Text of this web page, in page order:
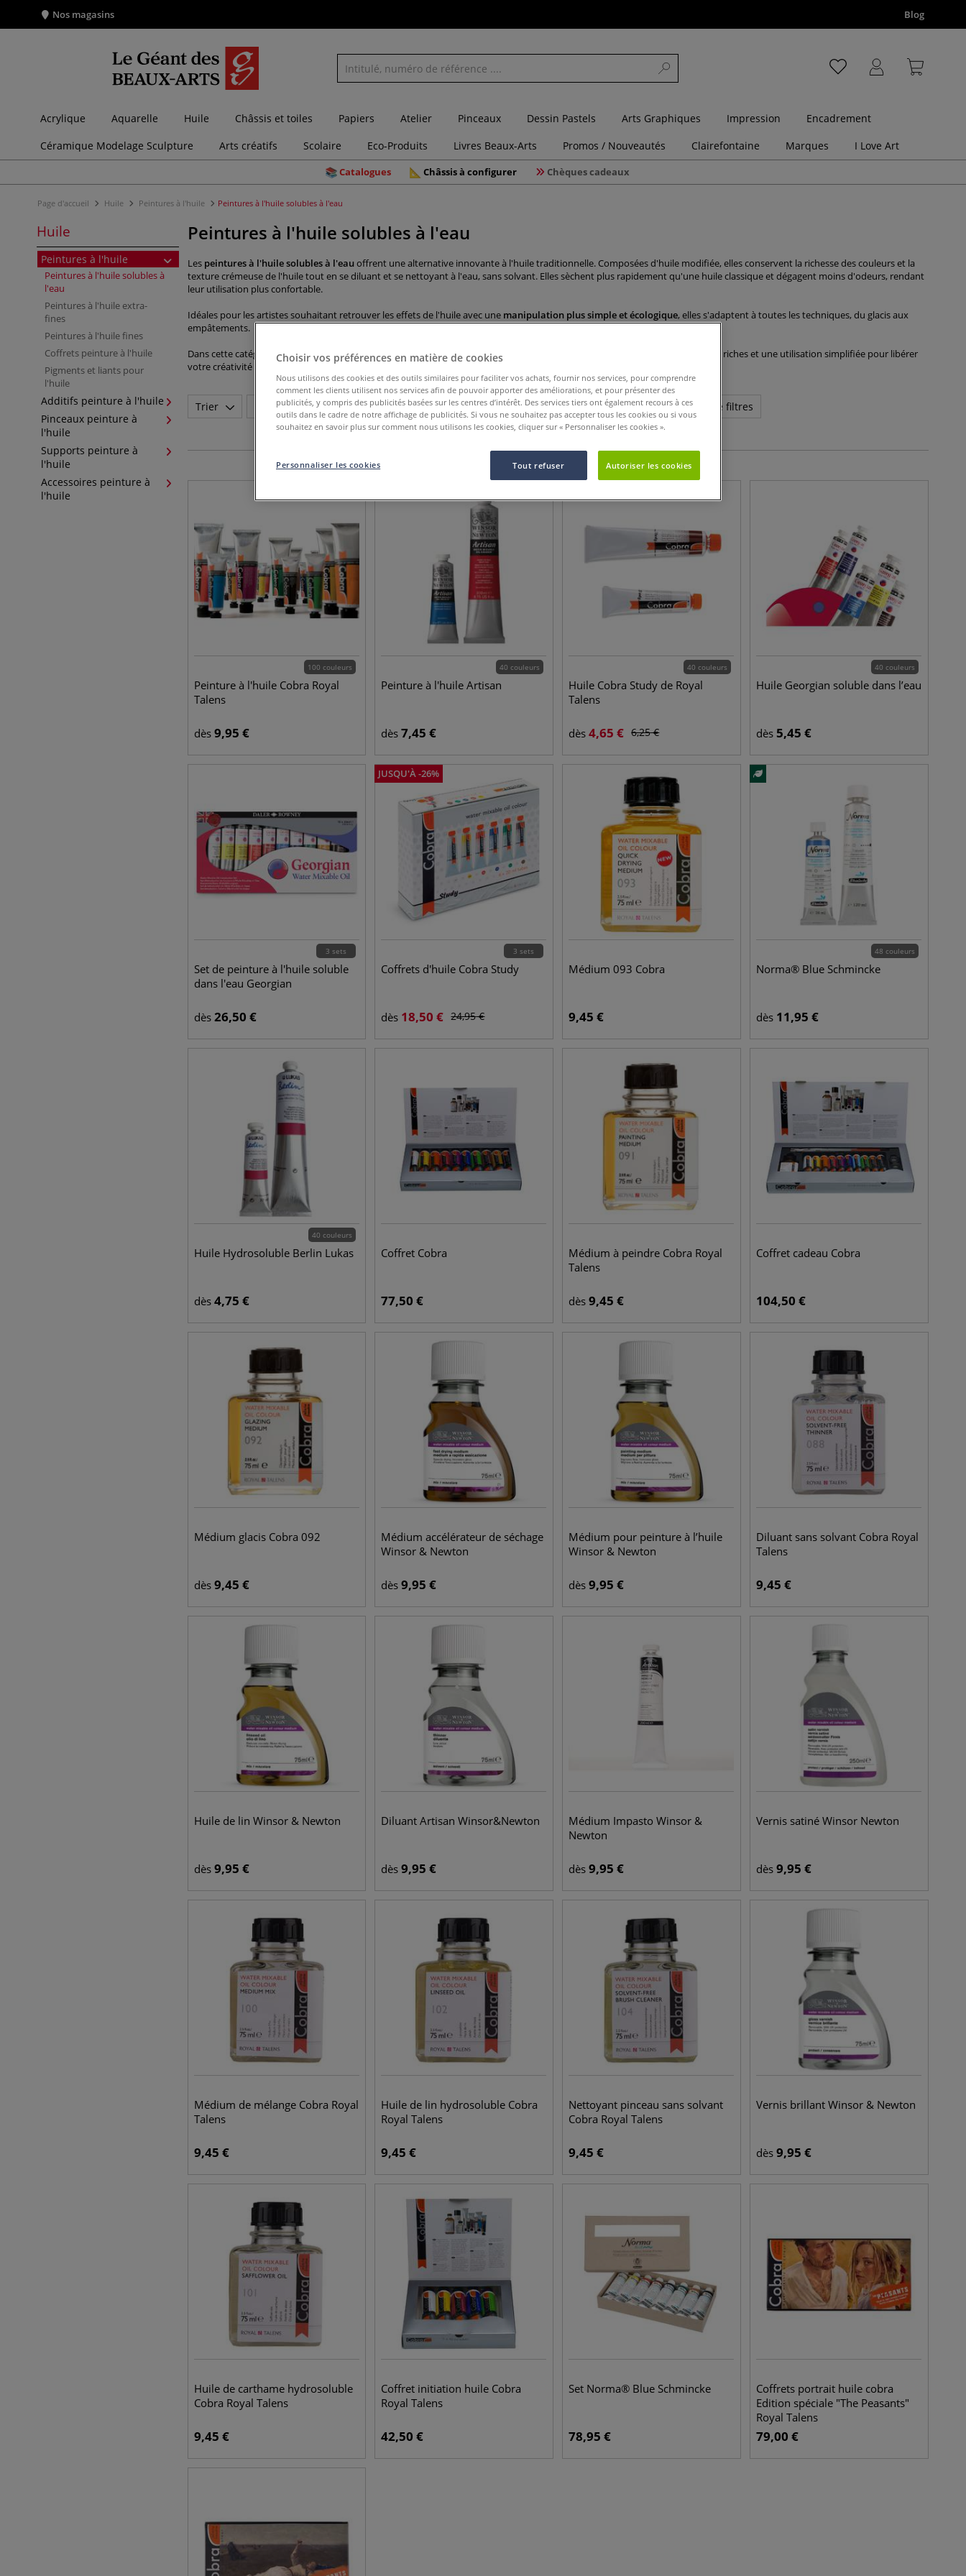
Nos magasins Blog
Acrylique Aquarelle Huile Châssis et toiles Papiers Atelier Pinceaux Dessin Pastels Arts Graphiques Impression
Encadrement
Céramique Modelage Sculpture
Arts créatifs Scolaire Eco-Produits Livres Beaux-Arts Promos / Nouveautés Clairefontaine Marques I Love Art
Catalogues Châssis à configurer Chèques cadeaux
Page d'accueil Huile Peintures à l'huile Peintures à l'huile solubles à l'eau
Huile
Peintures à l'huile
Peintures à l'huile solubles à
l'eau
Peintures à l'huile extra-
fines
Peintures à l'huile fines
Coffrets peinture à l'huile
Pigments et liants pour
l'huile
Additifs peinture à l'huile
Pinceaux peinture à
l'huile
Supports peinture à
l'huile
Accessoires peinture à
l'huile
Peintures à l'huile solubles à l'eau
Les peintures à l'huile solubles à l'eauoffrent une alternative innovante à l'huile traditionnelle. Composées d'huile modifiée, elles conservent la richesse des couleurs et la
texture crémeuse de l'huile tout en se diluant et se nettoyant à l'eau, sans solvant. Elles sèchent plus rapidement qu'une huile classique et dégagent moins d'odeurs, rendant
leur utilisation plus confortable.
Idéales pour les artistes souhaitant retrouver les effets de l'huile avec une manipulation plus simple et écologique, elles s'adaptent à toutes les techniques, du glacis aux
empâtements.
Dans cette catégorie, retrouvez unlarge choix de peintures à l'huilesolubles à l'eau sur Le Géant des Beaux-Arts. Des couleurs riches et une utilisation simplifiée pour libérer
votre créativité !
Trier Marque Catégorie de produit Recommandé pour Afficher plus de critères de filtres
29 Articles
100 couleurs
Peinture à l'huile Cobra Royal
Talens
dès 9,95 €
40 couleurs
Peinture à l'huile Artisan
dès 7,45 €
40 couleurs
Huile Cobra Study de Royal
Talens
dès 4,65 € 6,25€
40 couleurs
Huile Georgian soluble dans l’eau
dès 5,45 €
3 sets
Set de peinture à l'huile soluble
dans l'eau Georgian
dès 26,50 €
JUSQU'À-26%
3 sets
Coffrets d'huile Cobra Study
dès 18,50 € 24,95€
Médium 093 Cobra
9,45 €
48 couleurs
Norma® Blue Schmincke
dès 11,95 €
40 couleurs
Huile Hydrosoluble Berlin Lukas
dès 4,75 €
Coffret Cobra
77,50 €
Médium à peindre Cobra Royal
Talens
dès 9,45 €
Coffret cadeau Cobra
104,50 €
Médium glacis Cobra 092
dès 9,45 €
Médium accélérateur de séchage
Winsor & Newton
dès 9,95 €
Médium pour peinture à l’huile
Winsor & Newton
dès 9,95 €
Diluant sans solvant Cobra Royal
Talens
9,45 €
Huile de lin Winsor & Newton
dès 9,95 €
Diluant Artisan Winsor&Newton
dès 9,95 €
Médium Impasto Winsor &
Newton
dès 9,95 €
Vernis satiné Winsor Newton
dès 9,95 €
Médium de mélange Cobra Royal
Talens
9,45 €
Huile de lin hydrosoluble Cobra
Royal Talens
9,45 €
Nettoyant pinceau sans solvant
Cobra Royal Talens
9,45 €
Vernis brillant Winsor & Newton
dès 9,95 €
Huile de carthame hydrosoluble
Cobra Royal Talens
9,45 €
Coffret initiation huile Cobra
Royal Talens
42,50 €
Set Norma® Blue Schmincke
78,95 €
Coffrets portrait huile cobra
Edition spéciale "The Peasants"
Royal Talens
79,00 €
Choisir vos préférences en matière de cookies
Nous utilisons des cookies et des outils similaires pour faciliter vos achats, fournir nos services, pour comprendre
comment les clients utilisent nos services afin de pouvoir apporter des améliorations, et pour présenter des
publicités, y compris des publicités basées sur les centres d’intérêt. Des services tiers ont également recours à ces
outils dans le cadre de notre affichage de publicités. Si vous ne souhaitez pas accepter tous les cookies ou si vous
souhaitez en savoir plus sur comment nous utilisons les cookies, cliquer sur « Personnaliser les cookies ».
Tout refuser Autoriser les cookies
Personnaliser les cookies